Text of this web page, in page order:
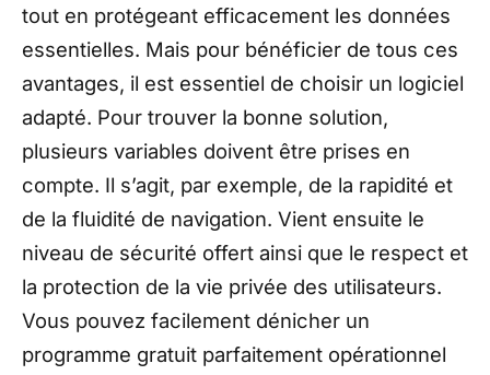
tout en protégeant efficacement les données
essentielles. Mais pour bénéficier de tous ces
avantages, il est essentiel de choisir un logiciel
adapté. Pour trouver la bonne solution,
plusieurs variables doivent être prises en
compte. Il s’agit, par exemple, de la rapidité et
de la fluidité de navigation. Vient ensuite le
niveau de sécurité offert ainsi que le respect et
la protection de la vie privée des utilisateurs.
Vous pouvez facilement dénicher un
programme gratuit parfaitement opérationnel